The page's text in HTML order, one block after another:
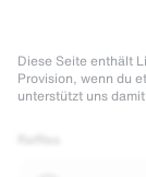
Diese Seite enthält
Provision, wenn du
unterstützt uns damit.